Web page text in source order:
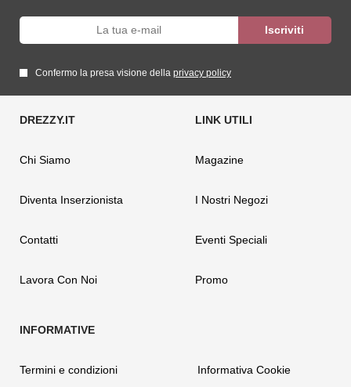
Confermo la presa visione della privacy policy
Chi Siamo
Diventa Inserzionista
Contatti
Lavora Con Noi
Magazine
I Nostri Negozi
Eventi Speciali
Promo
Termini e condizioni Informativa Cookie